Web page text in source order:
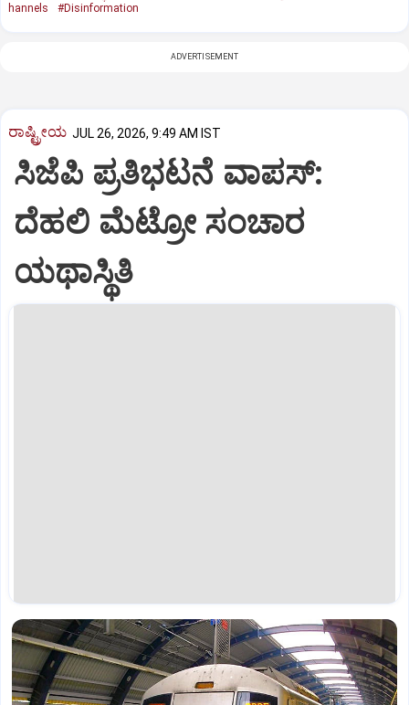
hannels
#Disinformation
ADVERTISEMENT
ರಾಷ್ಟ್ರೀಯ JUL 26, 2026, 9:49 AM IST
ಸಿಜೆಪಿ ಪ್ರತಿಭಟನೆ ವಾಪಸ್:
ದೆಹಲಿ ಮೆಟ್ರೋ ಸಂಚಾರ
ಯಥಾಸ್ಥಿತಿ